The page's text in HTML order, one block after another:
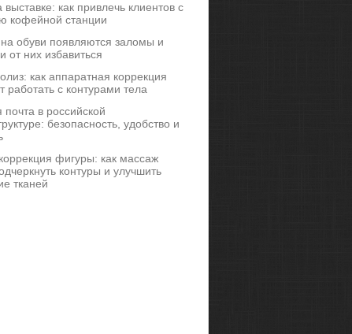
как привлечь клиентов с
кофейной станции
обуви появляются заломы и
от них избавиться
как аппаратная коррекция
работать с контурами тела
почта в российской
безопасность, удобство и
фигуры: как массаж
контуры и улучшить
тканей